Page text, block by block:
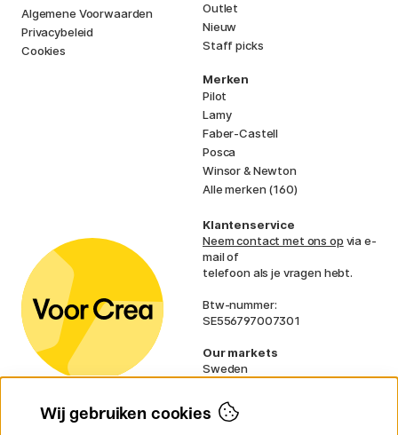
Algemene Voorwaarden
Privacybeleid
Cookies
Outlet
Nieuw
Staff picks
Merken
Pilot
Lamy
Faber-Castell
Posca
Winsor & Newton
Alle merken (160)
Klantenservice
Neem contact met ons op via e-
mail of
telefoon als je vragen hebt.
Btw-nummer:
SE556797007301
Our markets
Sweden
Denmark
Finland
Wij gebruiken cookies